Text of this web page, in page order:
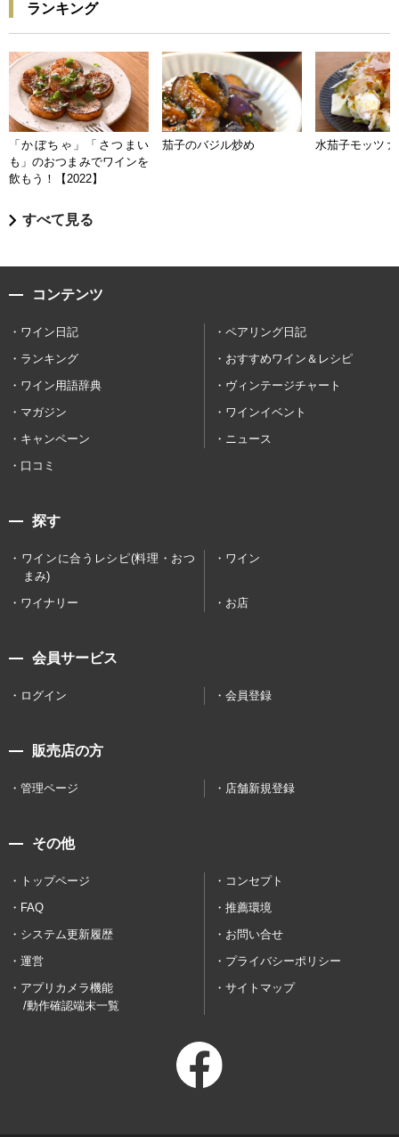
ランキング
「かぼちゃ」「さつまい
も」のおつまみでワインを
飲もう！【2022】
茄子のバジル炒め 水茄子モッツァ
すべて見る
コンテンツ
ワイン日記
ペアリング日記
ランキング
おすすめワイン＆レシピ
ワイン用語辞典
ヴィンテージチャート
マガジン
ワインイベント
キャンペーン
ニュース
口コミ
探す
ワインに合うレシピ(料理・おつ
まみ)
ワイン
ワイナリー お店
会員サービス
ログイン 会員登録
販売店の方
管理ページ 店舗新規登録
その他
トップページ
コンセプト
FAQ
推薦環境
システム更新履歴
お問い合せ
運営
プライバシーポリシー
アプリカメラ機能
/動作確認端末一覧
サイトマップ